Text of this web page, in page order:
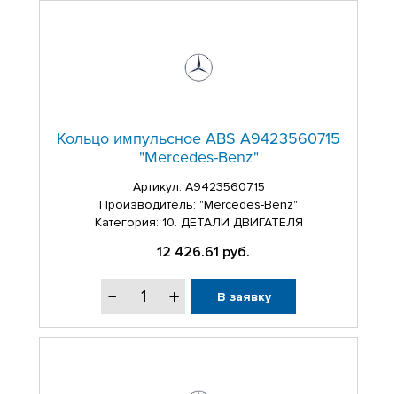
Кольцо импульсное ABS A9423560715
"Mercedes-Benz"
Артикул: A9423560715
Производитель: "Mercedes-Benz"
Категория: 10. ДЕТАЛИ ДВИГАТЕЛЯ
12 426.61 руб.
В заявку